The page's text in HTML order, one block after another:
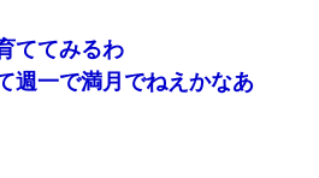
ててみるわ
週一で満月でねえかなあ